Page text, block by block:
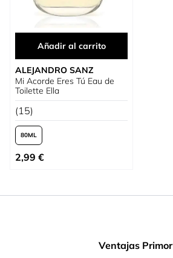
Añadir al carrito
ALEJANDRO SANZ
Mi Acorde Eres Tú Eau de
Toilette Ella
(15)
80
Tan bajo como
2,99 €
Ventajas Primor